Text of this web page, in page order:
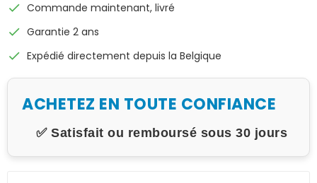
check Commande maintenant, livré
check Garantie 2 ans
check Expédié directement depuis la Belgique
ACHETEZ EN TOUTE CONFIANCE
✅ Satisfait ou remboursé sous 30 jours